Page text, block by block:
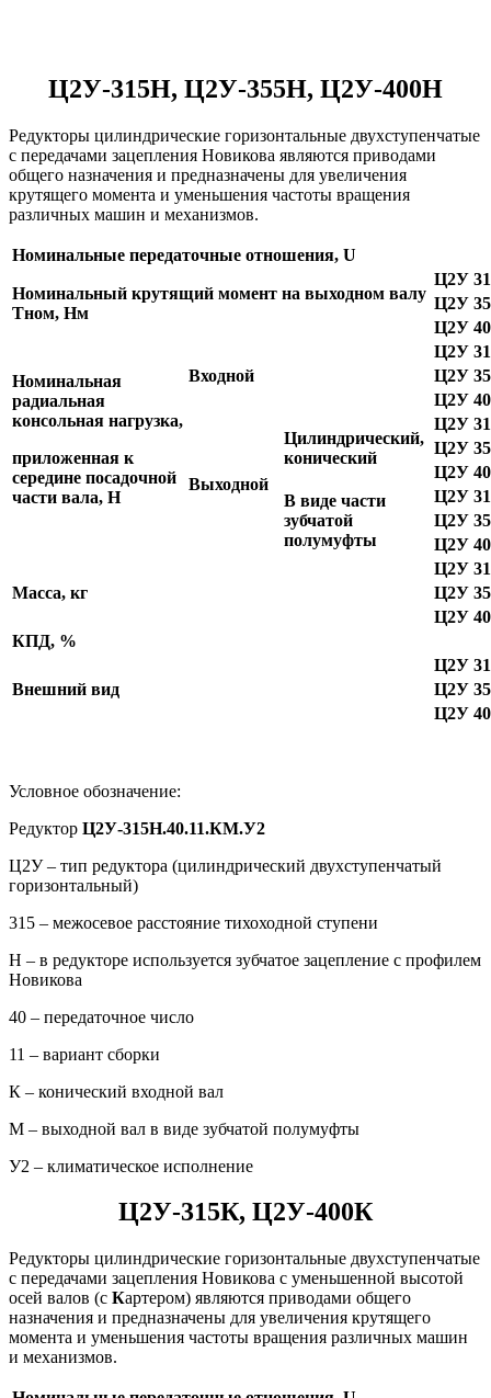
Ц2У-315Н, Ц2У-355Н, Ц2У-400Н
Редукторы цилиндрические горизонтальные двухступенчатые
с передачами зацепления Новикова являются приводами
общего назначения и предназначены для увеличения
крутящего момента и уменьшения частоты вращения
различных машин и механизмов.
Номинальные передаточные отношения, U
Номинальный крутящий момент на выходном валу
Тном, Нм
Ц2У
Ц2У
Ц2У
Номинальная
радиальная
консольная нагрузка,
приложенная к
середине посадочной
части вала, Н
Входной
Ц2У
Ц2У
Ц2У
Выходной
Цилиндрический,
конический
Ц2У
Ц2У
Ц2У
В виде части
зубчатой
полумуфты
Ц2У
Ц2У
Ц2У
Масса, кг
Ц2У
Ц2У
Ц2У
КПД, %
Внешний вид
Ц2У
Ц2У
Ц2У
Условное обозначение:
Редуктор Ц2У-315Н.40.11.КМ.У2
Ц2У – тип редуктора (цилиндрический двухступенчатый
горизонтальный)
315 – межосевое расстояние тихоходной ступени
Н – в редукторе используется зубчатое зацепление с профилем
Новикова
40 – передаточное число
11 – вариант сборки
К – конический входной вал
М – выходной вал в виде зубчатой полумуфты
У2 – климатическое исполнение
Ц2У-315К, Ц2У-400К
Редукторы цилиндрические горизонтальные двухступенчатые
с передачами зацепления Новикова с уменьшенной высотой
осей валов (с Картером) являются приводами общего
назначения и предназначены для увеличения крутящего
момента и уменьшения частоты вращения различных машин
и механизмов.